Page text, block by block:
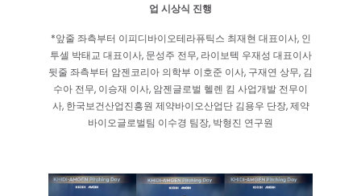
업 시상식 진행
*앞줄 좌측부터 이피디바이오테라퓨틱스 최재현 대표이사, 인
투셀 박태교 대표이사, 문성주 전무, 라이보텍 우재성 대표이사
뒷줄 좌측부터 암젠코리아 의학부 이호준 이사, 구재연 상무, 김
수아 전무, 이승재 이사, 암젠글로벌 헬렌 킴 사업개발 전무이
사, 한국보건산업진흥원 제약바이오산업단 김용우 단장, 제약
바이오글로벌팀 이수경 팀장, 박형진 연구원